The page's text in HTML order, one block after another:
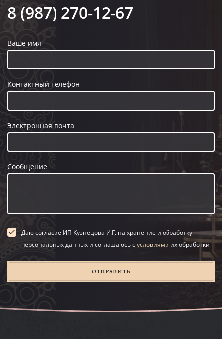
8 (987) 270-12-67
Ваше имя
Контактный телефон
Электронная почта
Сообщение
Даю согласие ИП Кузнецова И.Г. на хранение и обработку
персональных данных и соглашаюсь сусловиями их обработки
ОТПРАВИТЬ